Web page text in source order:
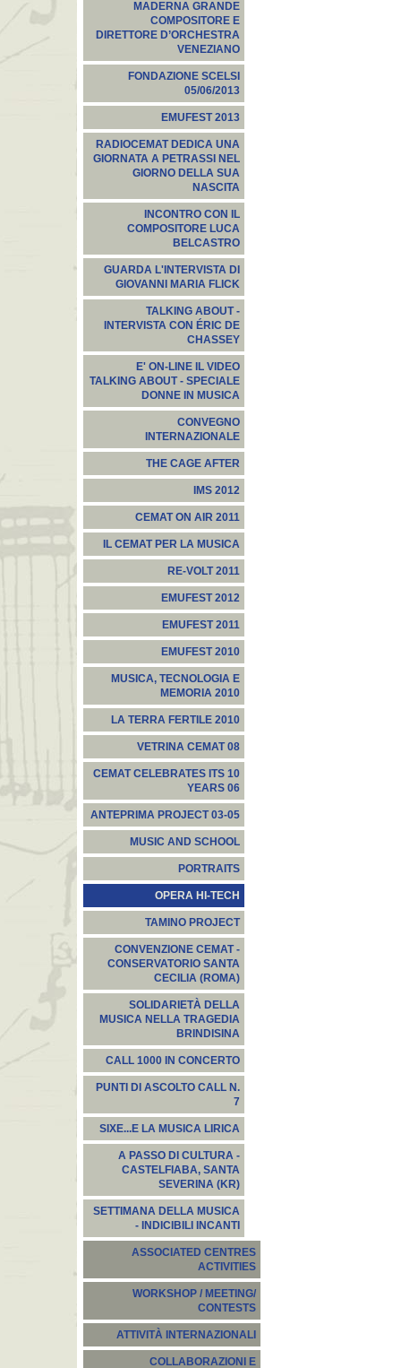
MADERNA GRANDE
COMPOSITORE E
DIRETTORE D’ORCHESTRA
VENEZIANO
FONDAZIONE SCELSI
05/06/2013
EMUFEST 2013
RADIOCEMAT DEDICA UNA
GIORNATA A PETRASSI NEL
GIORNO DELLA SUA
NASCITA
INCONTRO CON IL
COMPOSITORE LUCA
BELCASTRO
GUARDA L'INTERVISTA DI
GIOVANNI MARIA FLICK
TALKING ABOUT -
INTERVISTA CON ÉRIC DE
CHASSEY
E' ON-LINE IL VIDEO
TALKING ABOUT - SPECIALE
DONNE IN MUSICA
CONVEGNO
INTERNAZIONALE
THE CAGE AFTER
IMS 2012
CEMAT ON AIR 2011
IL CEMAT PER LA MUSICA
RE-VOLT 2011
EMUFEST 2012
EMUFEST 2011
EMUFEST 2010
MUSICA, TECNOLOGIA E
MEMORIA 2010
LA TERRA FERTILE 2010
VETRINA CEMAT 08
CEMAT CELEBRATES ITS 10
YEARS 06
ANTEPRIMA PROJECT 03-05
MUSIC AND SCHOOL
PORTRAITS
OPERA HI-TECH
TAMINO PROJECT
CONVENZIONE CEMAT -
CONSERVATORIO SANTA
CECILIA (ROMA)
SOLIDARIETÀ DELLA
MUSICA NELLA TRAGEDIA
BRINDISINA
CALL 1000 IN CONCERTO
PUNTI DI ASCOLTO CALL N.
7
SIXE...E LA MUSICA LIRICA
A PASSO DI CULTURA -
CASTELFIABA, SANTA
SEVERINA (KR)
SETTIMANA DELLA MUSICA
- INDICIBILI INCANTI
ASSOCIATED CENTRES
ACTIVITIES
WORKSHOP / MEETING/
CONTESTS
ATTIVITÀ INTERNAZIONALI
COLLABORAZIONI E